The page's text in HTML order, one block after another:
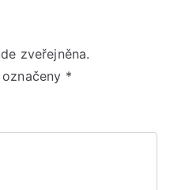
zveřejněna.
*